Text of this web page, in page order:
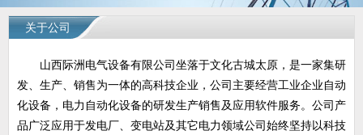
关于公司
山西际洲电气设备有限公司坐落于文化古城太原，是一家集研
发、生产、销售为一体的高科技企业，公司主要经营工业企业自动
化设备，电力自动化设备的研发生产销售及应用软件服务。公司产
品广泛应用于发电厂、变电站及其它电力领域公司始终坚持以科技